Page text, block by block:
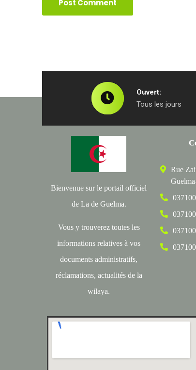
Ouvert:
Tous les jours
Bienvenue sur le portail officiel
de La de Guelma.
Vous y trouverez toutes les
informations relatives à vos
documents administratifs,
réclamations, actualités de la
wilaya.
Rue